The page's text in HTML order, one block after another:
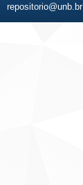
repositorio@unb.br